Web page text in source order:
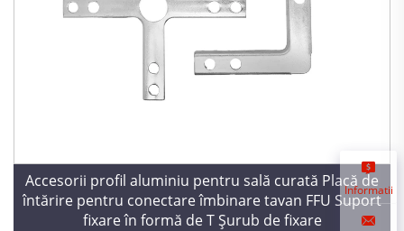
Accesorii profil aluminiu pentru sală curată Placă de
întărire pentru conectare îmbinare tavan FFU Suport
fixare în formă de T Șurub de fixare
Informatii